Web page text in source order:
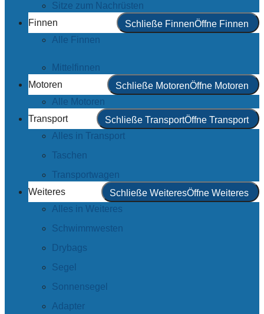
Sitze zum Nachrüsten
Finnen
Schließe FinnenÖffne Finnen
Alle Finnen
Mittelfinnen
Motoren
Schließe MotorenÖffne Motoren
Alle Motoren
Transport
Schließe TransportÖffne Transport
Alles in Transport
Taschen
Transportwagen
Weiteres
Schließe WeiteresÖffne Weiteres
Alles in Weiteres
Schwimmwesten
Drybags
Segel
Sonnensegel
Adapter